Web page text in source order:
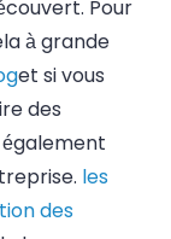
Pour
à grande
et si vous
des
les
des